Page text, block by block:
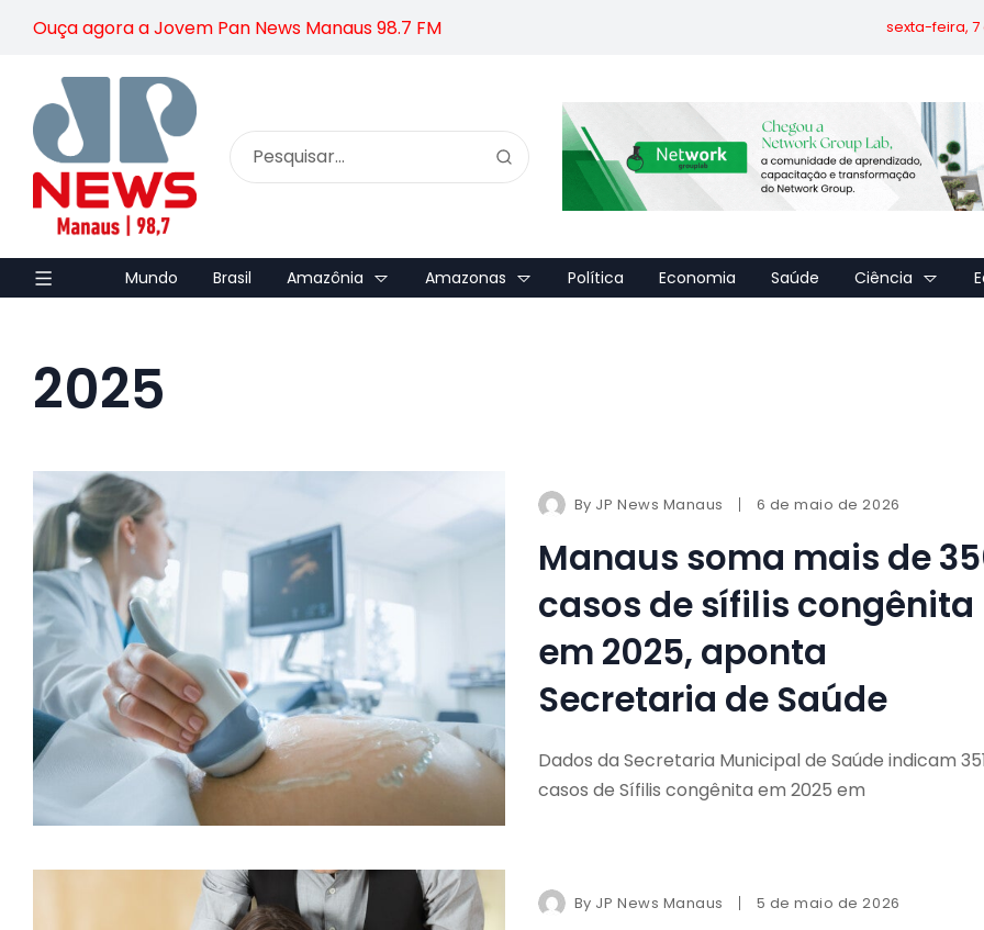
Ouça agora a Jovem Pan News Manaus 98.7 FM sexta-feira, 7
Mundo Brasil Amazônia Amazonas Política Economia Saúde Ciência
2025
By JP News Manaus 6 de maio de 2026
Manaus soma mais de
casos de sífilis congênita
em 2025, aponta
Secretaria de Saúde
Dados da Secretaria Municipal de Saúde indicam
casos de Sífilis congênita em 2025 em
By JP News Manaus 5 de maio de 2026